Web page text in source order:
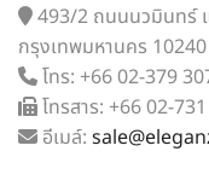
493/2 ถนนนวมินทร์
กรุงเทพมหานคร 10240
โทร: +66 02-379
โทรสาร: +66 02-
อีเมล์: